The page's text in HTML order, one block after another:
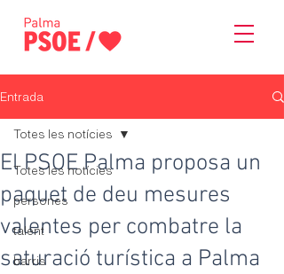
Entrada
Totes les notícies
persones
talent
barris
Totes les notícies
El PSOE Palma proposa un
paquet de deu mesures
valentes per combatre la
saturació turística a Palma